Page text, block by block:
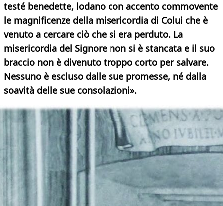
testé benedette, lodano con accento commovente
le magnificenze della misericordia di Colui che è
venuto a cercare ciò che si era perduto. La
misericordia del Signore non si è stancata e il suo
braccio non è divenuto troppo corto per salvare.
Nessuno è escluso dalle sue promesse, né dalla
soavità delle sue consolazioni».